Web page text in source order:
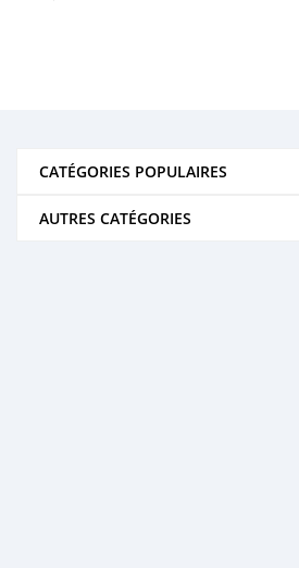
CATÉGORIES POPULAIRES
AUTRES CATÉGORIES